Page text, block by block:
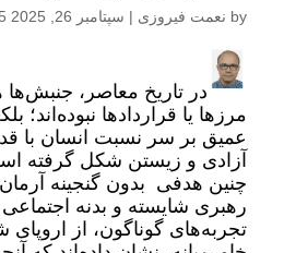
by نعمت فیروزی | سپتامبر 26, 2025 10:45 ب.ظ
در تاریخ معاصر، جنبش‌ها
مرزها یا قراردادها نبوده‌اند؛
عمیق بر سر نسبت انسان با
آزادی و زیستن شکل گرفته
چنین هدفی بدون گنجینه
رهبری شایسته و بدنه
تجربه‌های گوناگون، از اروپای